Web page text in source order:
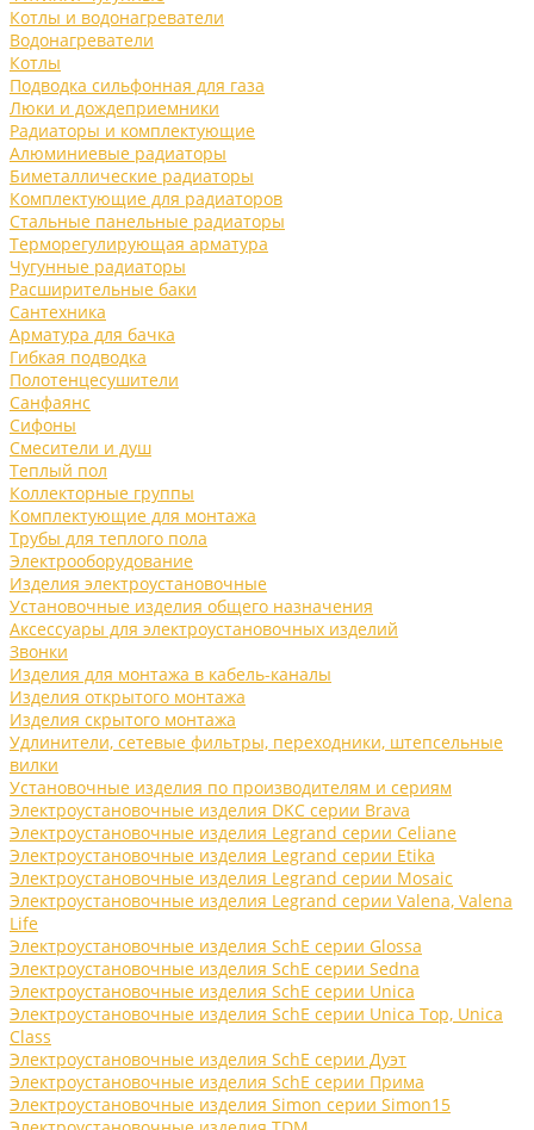
Котлы и водонагреватели
Водонагреватели
Котлы
Подводка сильфонная для газа
Люки и дождеприемники
Радиаторы и комплектующие
Алюминиевые радиаторы
Биметаллические радиаторы
Комплектующие для радиаторов
Стальные панельные радиаторы
Терморегулирующая арматура
Чугунные радиаторы
Расширительные баки
Сантехника
Арматура для бачка
Гибкая подводка
Полотенцесушители
Санфаянс
Сифоны
Смесители и душ
Теплый пол
Коллекторные группы
Комплектующие для монтажа
Трубы для теплого пола
Электрооборудование
Изделия электроустановочные
Установочные изделия общего назначения
Аксессуары для электроустановочных изделий
Звонки
Изделия для монтажа в кабель-каналы
Изделия открытого монтажа
Изделия скрытого монтажа
Удлинители, сетевые фильтры, переходники, штепсельные
вилки
Установочные изделия по производителям и сериям
Электроустановочные изделия DKC серии Brava
Электроустановочные изделия Legrand серии Celiane
Электроустановочные изделия Legrand серии Etika
Электроустановочные изделия Legrand серии Mosaic
Электроустановочные изделия Legrand серии Valena, Valena
Life
Электроустановочные изделия SchE серии Glossa
Электроустановочные изделия SchE серии Sedna
Электроустановочные изделия SchE серии Unica
Электроустановочные изделия SchE серии Unica Top, Unica
Class
Электроустановочные изделия SchE серии Дуэт
Электроустановочные изделия SchE серии Прима
Электроустановочные изделия Simon серии Simon15